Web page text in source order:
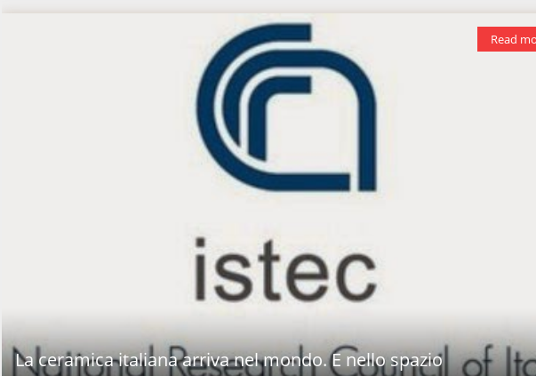
La ceramica italiana arriva nel mondo. E nello spazio
Read